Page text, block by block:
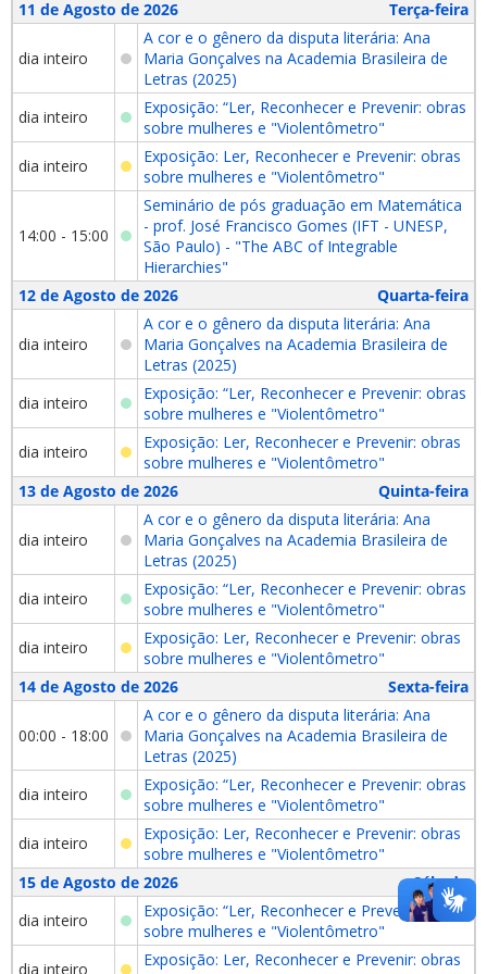
11 de Agosto de 2026 Terça-feira
dia inteiro
A cor e o gênero da disputa literária: Ana
Maria Gonçalves na Academia Brasileira de
Letras (2025)
dia inteiro
Exposição: “Ler, Reconhecer e Prevenir: obras
sobre mulheres e "Violentômetro"
dia inteiro
Exposição: Ler, Reconhecer e Prevenir: obras
sobre mulheres e "Violentômetro"
14:00 - 15:00
Seminário de pós graduação em Matemática
- prof. José Francisco Gomes (IFT - UNESP,
São Paulo) - "The ABC of Integrable
Hierarchies"
12 de Agosto de 2026
Quarta-feira
dia inteiro
A cor e o gênero da disputa literária: Ana
Maria Gonçalves na Academia Brasileira de
Letras (2025)
dia inteiro
Exposição: “Ler, Reconhecer e Prevenir: obras
sobre mulheres e "Violentômetro"
dia inteiro
Exposição: Ler, Reconhecer e Prevenir: obras
sobre mulheres e "Violentômetro"
13 de Agosto de 2026
Quinta-feira
dia inteiro
A cor e o gênero da disputa literária: Ana
Maria Gonçalves na Academia Brasileira de
Letras (2025)
dia inteiro
Exposição: “Ler, Reconhecer e Prevenir: obras
sobre mulheres e "Violentômetro"
dia inteiro
Exposição: Ler, Reconhecer e Prevenir: obras
sobre mulheres e "Violentômetro"
14 de Agosto de 2026
Sexta-feira
00:00 - 18:00
A cor e o gênero da disputa literária: Ana
Maria Gonçalves na Academia Brasileira de
Letras (2025)
dia inteiro
Exposição: “Ler, Reconhecer e Prevenir: obras
sobre mulheres e "Violentômetro"
dia inteiro
Exposição: Ler, Reconhecer e Prevenir: obras
sobre mulheres e "Violentômetro"
15 de Agosto de 2026
Sábado
dia inteiro
Exposição: “Ler, Reconhecer e Prevenir: obras
sobre mulheres e "Violentômetro"
dia inteiro
Exposição: Ler, Reconhecer e Prevenir: obras